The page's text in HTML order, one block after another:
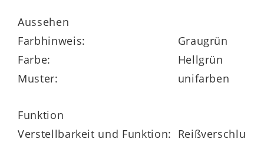
beliebt. Die Luxus-Satin-Bettwäsche
Sempre gibt es in verschiedenen Farben
und Größen. Ein praktischer
Reißverschluss erleichtert Ihnen die
mercerisierter Baumwolle.
Aussehen
Farbhinweis:
Graugrün
Farbe:
Hellgrün
Muster:
unifarben
Funktion
Verstellbarkeit und Funktion: Reißverschlu